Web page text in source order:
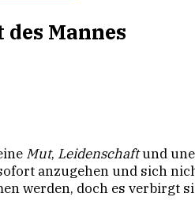
Mannes
Mut, Leidenschaftund
anzugehen und sich
werden, doch es verbirgt